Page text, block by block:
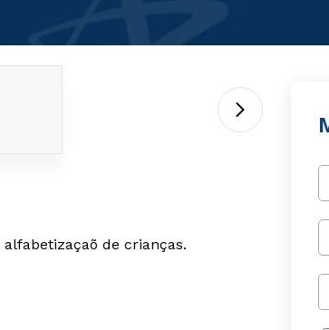
de crianças.